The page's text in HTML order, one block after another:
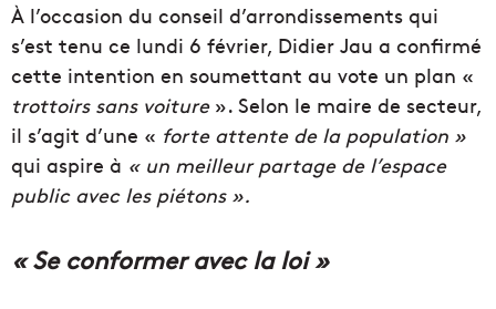
À l’occasion du conseil d’arrondissements qui
s’est tenu ce lundi 6 février, Didier Jau a confirmé
cette intention en soumettant au vote un plan «
trottoirs sans voiture». Selon le maire de secteur,
il s’agit d’une « forte attente de la population »
qui aspire à « un meilleur partage de l’espace
public avec les piétons ».
« Se conformer avec la loi »